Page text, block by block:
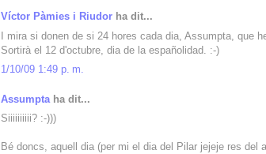
Víctor Pàmies i Riudor ha dit...
I mira si donen de si 24 hores cada dia, Assumpta, que
Sortirà el 12 d'octubre, dia de la españolidad. :-)
1/10/09 1:49 p. m.
Assumpta ha dit...
Siiiiiiiiii? :-)))
Bé doncs, aquell dia (per mi el dia del Pilar jejeje res del